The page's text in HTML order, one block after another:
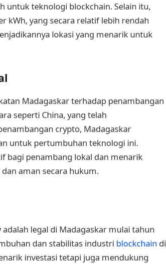
untuk teknologi blockchain. Selain itu,
kWh, yang secara relatif lebih rendah
lokasi yang menarik untuk
Madagaskar terhadap penambangan
seperti China, yang telah
crypto, Madagaskar
untuk pertumbuhan teknologi ini.
bagi penambang lokal dan menarik
aman secara hukum.
legal di Madagaskar mulai tahun
dan stabilitas industri blockchain di
investasi tetapi juga mendukung